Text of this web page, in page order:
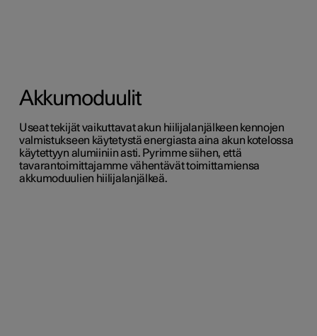
Akkumoduulit
Useat tekijät vaikuttavat akun hiilijalanjälkeen kennojen
valmistukseen käytetystä energiasta aina akun kotelossa
käytettyyn alumiiniin asti. Pyrimme siihen, että
tavarantoimittajamme vähentävät toimittamiensa
akkumoduulien hiilijalanjälkeä.